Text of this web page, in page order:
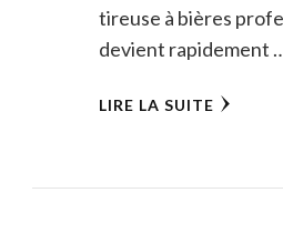
tireuse à bières
devient rapidement
LIRE LA SUITE